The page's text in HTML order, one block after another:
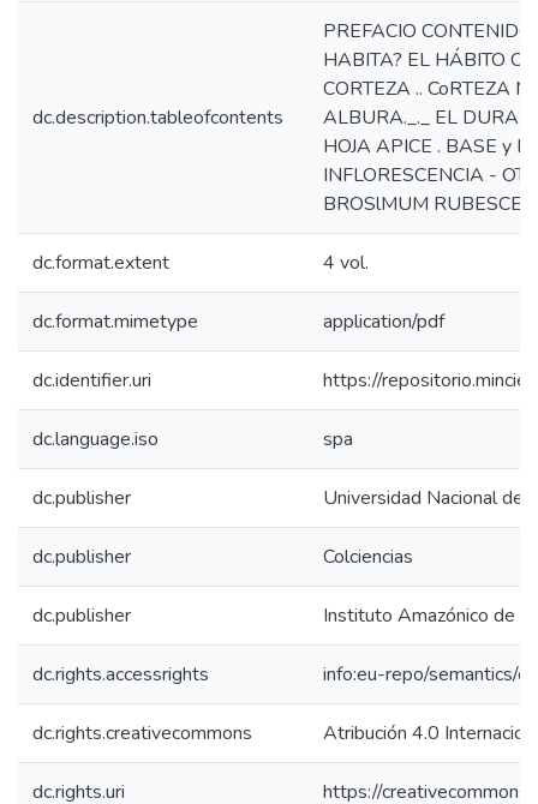
dc.description.tableofcontents
PREFACIO
HABITA? EL HÁBITO O
CORTEZA .. CoRTEZA
ALBURA._._ EL
HOJA APICE . BASE y
INFLORESCENCIA -
BROSlMUM
dc.format.extent 4 vol.
dc.format.mimetype application/pdf
dc.identifier.uri https://
dc.language.iso spa
dc.publisher Universidad Nacional de
dc.publisher Colciencias
dc.publisher Instituto Amazónico de
dc.rights.accessrights info:eu-repo/semantics/
dc.rights.creativecommons Atribución 4.0
dc.rights.uri https://